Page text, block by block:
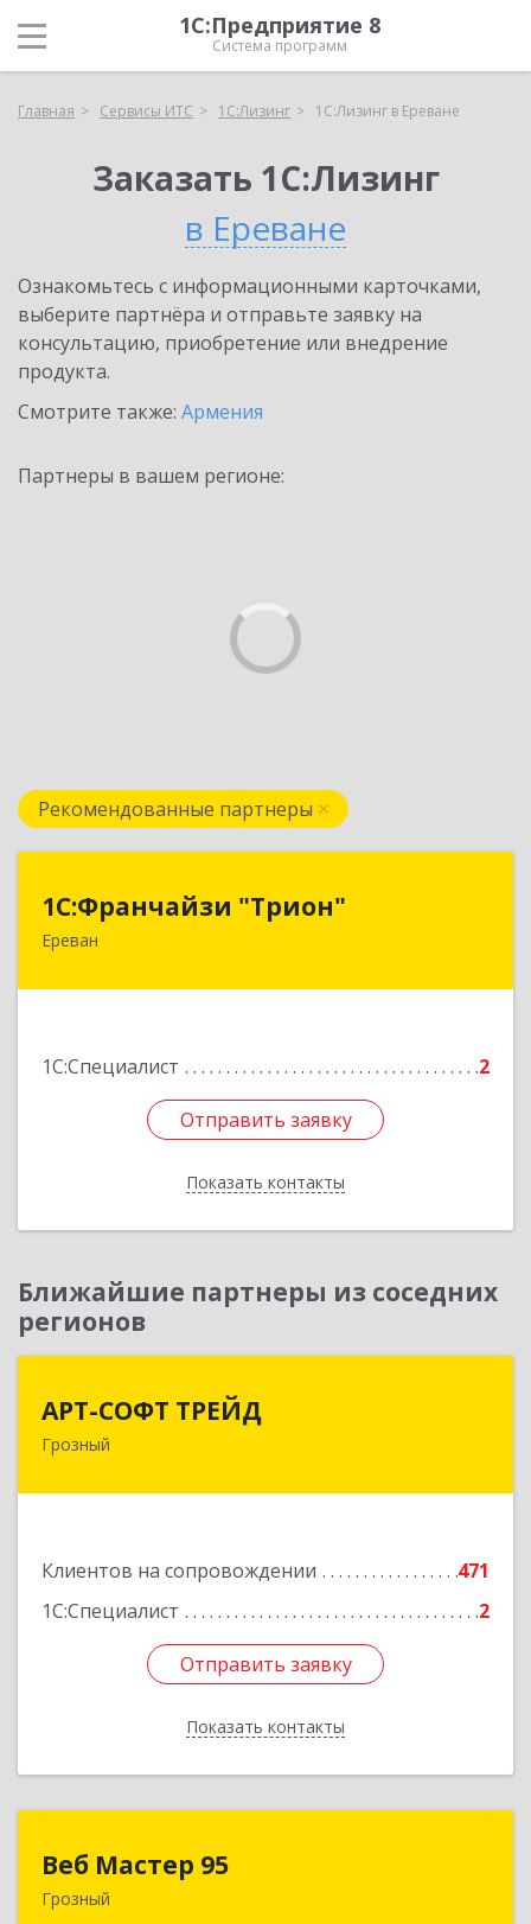
1С:Предприятие 8
Система программ
Главная Сервисы ИТС 1С:Лизинг 1С:Лизинг в Ереване
Заказать 1С:Лизинг
в Ереване
Ознакомьтесь с информационными карточками,
выберите партнёра и отправьте заявку на
консультацию, приобретение или внедрение
продукта.
Смотрите также: Армения
Партнеры в вашем регионе:
Рекомендованные партнеры
1С:Франчайзи "Трион"
Ереван
1С:Специалист 2
Отправить заявку
Показать контакты
1С:Франчайзи "Трион"
Армения, Ереван, ул. Наири Заряна 73/1, 2 этаж
Отправить заявку
Назад
Ближайшие партнеры из соседних
регионов
АРТ-СОФТ ТРЕЙД
Грозный
Клиентов на сопровождении
471
1С:Специалист
2
Отправить заявку
Показать контакты
364013, Чеченская Респ, Грозный г, Полярников
Отправить заявку
Назад
Веб Мастер 95
Грозный